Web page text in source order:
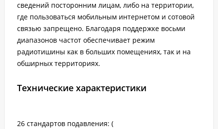
сведений посторонним лицам, либо на территории,
где пользоваться мобильным интернетом и сотовой
связью запрещено. Благодаря поддержке восьми
диапазонов частот обеспечивает режим
радиотишины как в больших помещениях, так и на
обширных территориях.
Технические характеристики
26 стандартов подавления: (